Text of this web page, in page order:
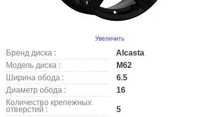
Увеличить
Бренд диска :
Alcasta
Модель диска :
M62
Ширина обода :
6.5
Диаметр обода :
16
Количество крепежных
отверстий :
5